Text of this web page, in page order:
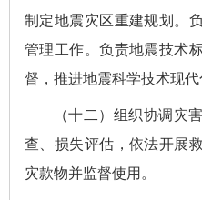
制定地震灾区重建规划。
管理工作。负责地震技术
督，推进地震科学技术现代
（十二）组织协调灾
查、损失评估，依法开展
灾款物并监督使用。